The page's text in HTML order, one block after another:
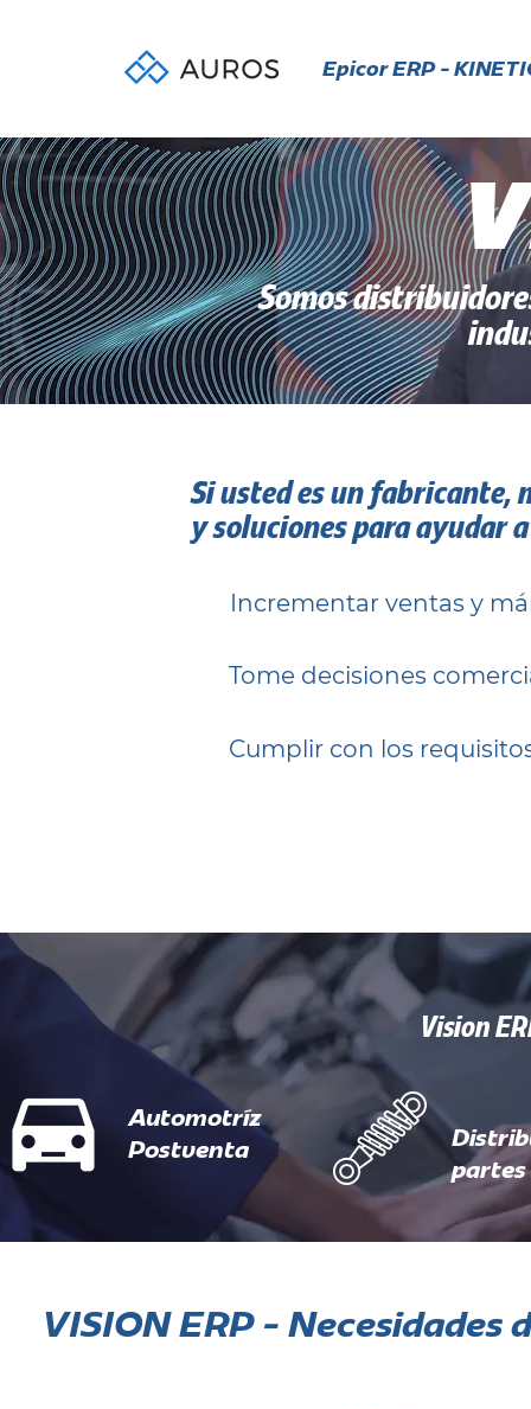
Epicor ERP -
Somos
Si usted es un
y soluciones para ayudar
Incrementar ventas y
Tome decisiones
Cumplir con los
Vision
Automotríz
Postventa
partes
VISION ERP - Necesidades